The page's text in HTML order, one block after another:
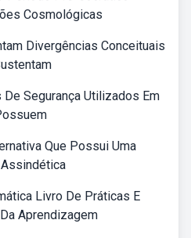
Cosmológicas
Divergências Conceituais
Segurança Utilizados Em
Que Possui Uma
Livro De Práticas E
Aprendizagem